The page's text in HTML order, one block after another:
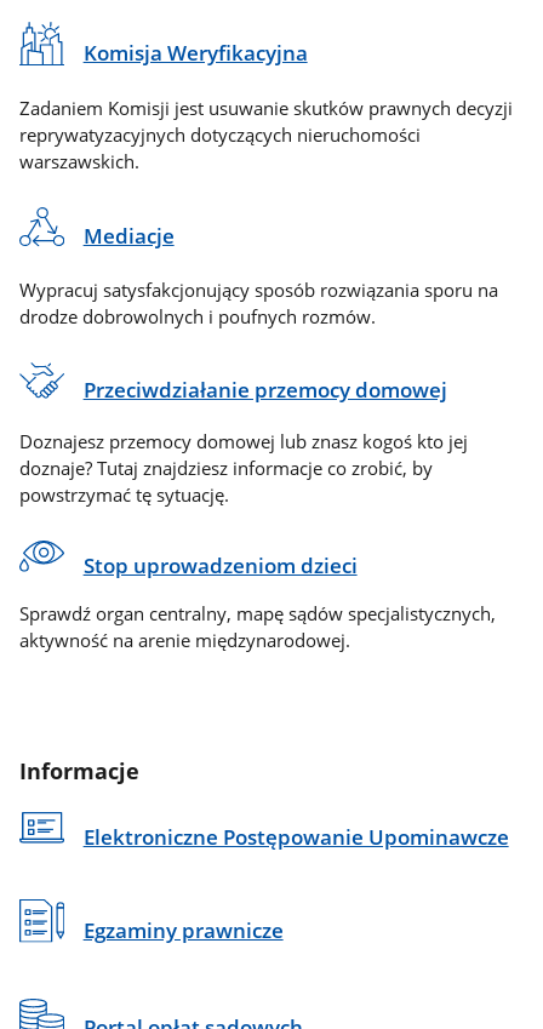
Komisja Weryfikacyjna
Zadaniem Komisji jest usuwanie skutków prawnych decyzji
reprywatyzacyjnych dotyczących nieruchomości
warszawskich.
Mediacje
Wypracuj satysfakcjonujący sposób rozwiązania sporu na
drodze dobrowolnych i poufnych rozmów.
Przeciwdziałanie przemocy domowej
Doznajesz przemocy domowej lub znasz kogoś kto jej
doznaje? Tutaj znajdziesz informacje co zrobić, by
powstrzymać tę sytuację.
Stop uprowadzeniom dzieci
Sprawdź organ centralny, mapę sądów specjalistycznych,
aktywność na arenie międzynarodowej.
Informacje
Elektroniczne Postępowanie Upominawcze
Egzaminy prawnicze